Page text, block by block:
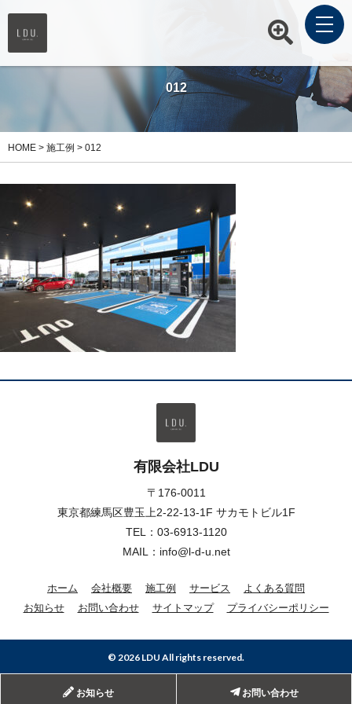
012
HOME > 施工例 > 012
有限会社LDU
〒176-0011
東京都練馬区豊玉上2-22-13-1F サカモトビル1F
TEL： 03-6913-1120
MAIL：info@l-d-u.net
ホーム 会社概要 施工例 サービス
よくある質問
お知らせ
お問い合わせ サイトマップ プライバシーポリシー
© 2026 LDU All rights reserved.
お知らせ お問い合わせ